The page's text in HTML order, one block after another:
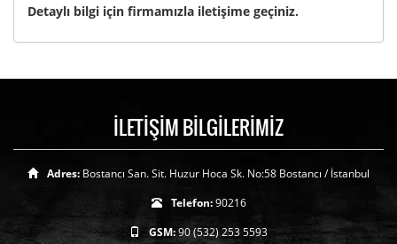
Detaylı bilgi için firmamızla iletişime geçiniz.
İLETİŞİM BİLGİLERİMİZ
Adres: Bostancı San. Sit. Huzur Hoca Sk. No:58 Bostancı / İstanbul
Telefon:90216
GSM:90 (532) 253 5593